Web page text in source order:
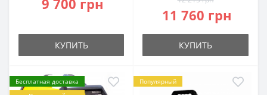
КУПИТЬ
11 760 грн
КУПИТЬ
Бесплатная доставка
Популярный